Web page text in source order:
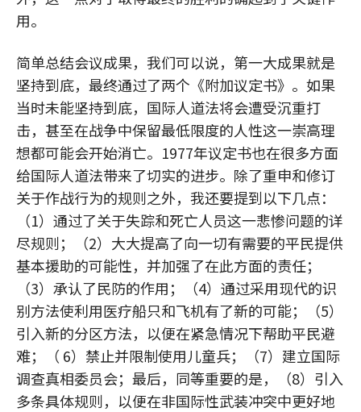
用。
简单总结会议成果，我们可以说，第一大成果就是
坚持到底，最终通过了两个《附加议定书》。如果
当时未能坚持到底，国际人道法将会遭受沉重打
击，甚至在战争中保留最低限度的人性这一崇高理
想都可能会开始消亡。1977年议定书也在很多方面
给国际人道法带来了切实的进步。除了重申和修订
关于作战行为的规则之外，我还要提到以下几点：
（1）通过了关于失踪和死亡人员这一悲惨问题的详
尽规则；（2）大大提高了向一切有需要的平民提供
基本援助的可能性，并加强了在此方面的责任；
（3）承认了民防的作用；（4）通过采用现代的识
别方法使利用医疗船只和飞机有了新的可能；（5）
引入新的分区方法，以便在紧急情况下帮助平民避
难；（ 6）禁止并限制使用儿童兵；（7）建立国际
调查真相委员会；最后，同等重要的是，（8）引入
多条具体规则，以便在非国际性武装冲突中更好地